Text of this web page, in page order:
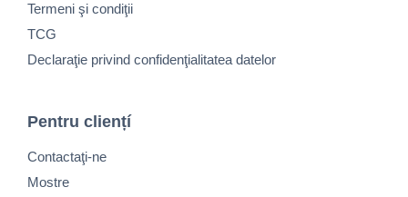
Termeni şi condiţii
TCG
Declaraţie privind confidenţialitatea datelor
Pentru cliențí
Contactaţi-ne
Mostre